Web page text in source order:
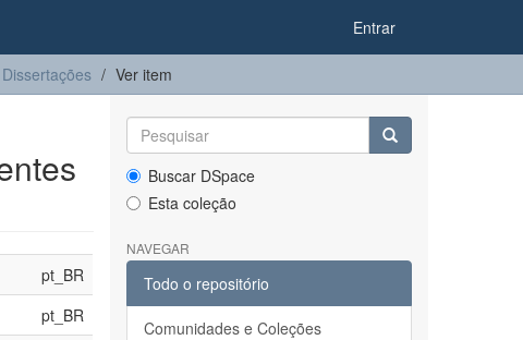
Entrar
Dissertações Ver item
pt_BR
pt_BR
Buscar DSpace
Esta coleção
NAVEGAR
Todo o repositório
Comunidades e Coleções